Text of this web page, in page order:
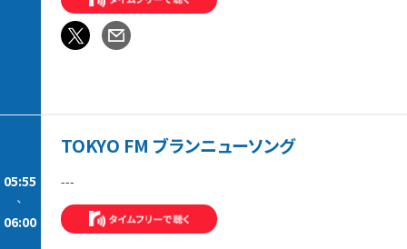
05:55
-
06:00
TOKYO FM ブランニューソング
---